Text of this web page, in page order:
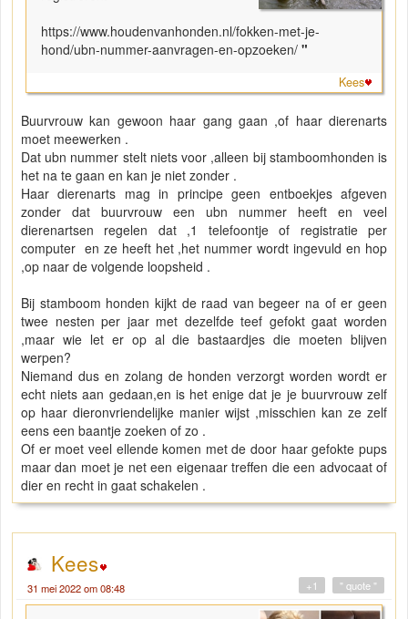
https://www.houdenvanhonden.nl/fokken-met-je-
hond/ubn-nummer-aanvragen-en-opzoeken/ "
Kees
Buurvrouw kan gewoon haar gang gaan ,of haar dierenarts
moet meewerken .
Dat ubn nummer stelt niets voor ,alleen bij stamboomhonden is
het na te gaan en kan je niet zonder .
Haar dierenarts mag in principe geen entboekjes afgeven
zonder dat buurvrouw een ubn nummer heeft en veel
dierenartsen regelen dat ,1 telefoontje of registratie per
computer en ze heeft het ,het nummer wordt ingevuld en hop
,op naar de volgende loopsheid .
Bij stamboom honden kijkt de raad van begeer na of er geen
twee nesten per jaar met dezelfde teef gefokt gaat worden
,maar wie let er op al die bastaardjes die moeten blijven
werpen?
Niemand dus en zolang de honden verzorgt worden wordt er
echt niets aan gedaan,en is het enige dat je je buurvrouw zelf
op haar dieronvriendelijke manier wijst ,misschien kan ze zelf
eens een baantje zoeken of zo .
Of er moet veel ellende komen met de door haar gefokte pups
maar dan moet je net een eigenaar treffen die een advocaat of
dier en recht in gaat schakelen .
Kees
31 mei 2022 om 08:48 " quote "
+1